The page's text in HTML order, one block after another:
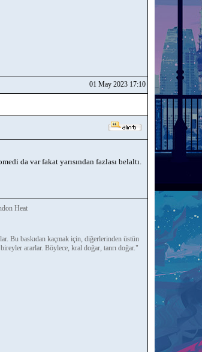
01 May 2023 17:10
da var fakat yarısından fazlası belaltı.
Heat
Bu baskıdan kaçmak için, diğerlerinden üstün
ararlar. Böylece, kral doğar, tanrı doğar."